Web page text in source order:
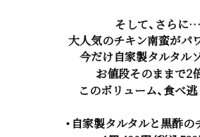
そして、さらに…
大人気のチキン南蛮がパ
今だけ自家製タルタル
お値段そのままで2
このボリューム、食べ
・自家製タルタルと黒酢